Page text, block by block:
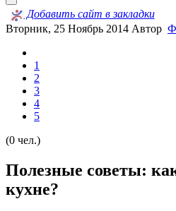
Добавить сайт в закладки
Вторник, 25 Ноябрь 2014 Автор
1
2
3
4
5
(0 чел.)
Полезные советы:
кухне?